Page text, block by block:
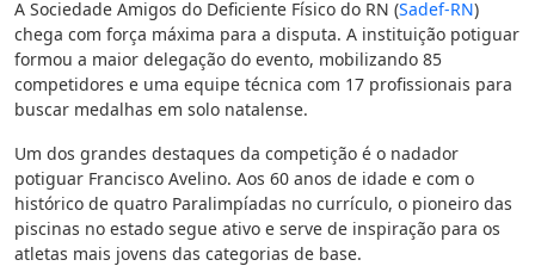
A Sociedade Amigos do Deficiente Físico do RN (Sadef-RN)
chega com força máxima para a disputa. A instituição potiguar
formou a maior delegação do evento, mobilizando 85
competidores e uma equipe técnica com 17 profissionais para
buscar medalhas em solo natalense.
Um dos grandes destaques da competição é o nadador
potiguar Francisco Avelino. Aos 60 anos de idade e com o
histórico de quatro Paralimpíadas no currículo, o pioneiro das
piscinas no estado segue ativo e serve de inspiração para os
atletas mais jovens das categorias de base.